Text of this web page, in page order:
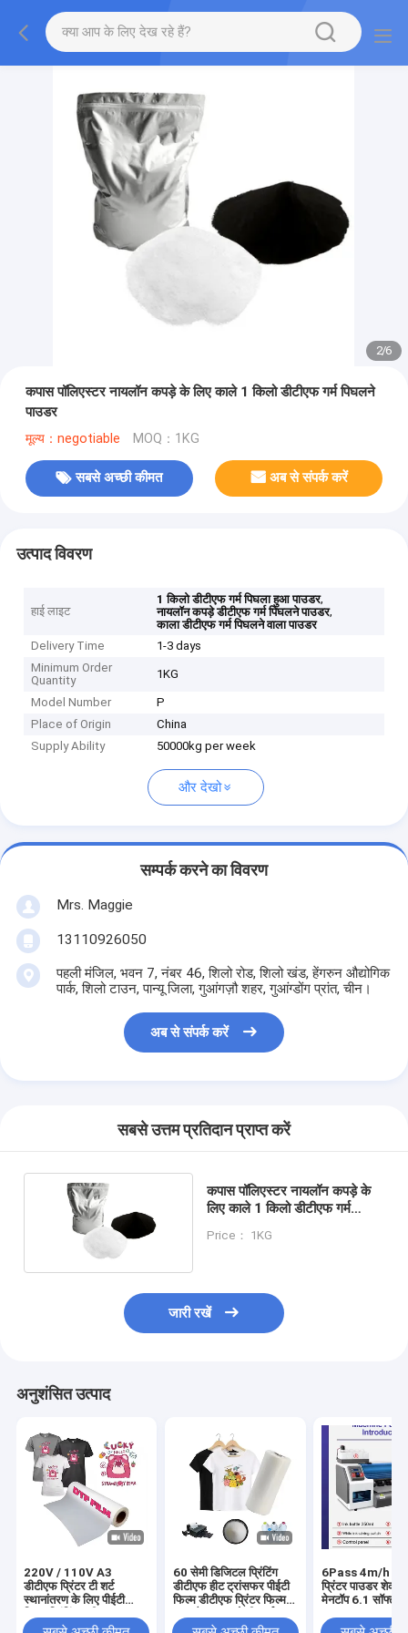
2/6
कपास पॉलिएस्टर नायलॉन कपड़े के लिए काले 1 किलो डीटीएफ गर्म पिघलने
पाउडर
मूल्य：negotiable MOQ：1KG
सबसे अच्छी कीमत अब से संपर्क करें
उत्पाद विवरण
हाई लाइट
1 किलो डीटीएफ गर्म पिघला हुआ पाउडर,
नायलॉन कपड़े डीटीएफ गर्म पिघलने पाउडर,
काला डीटीएफ गर्म पिघलने वाला पाउडर
Delivery Time
1-3 days
Minimum Order
Quantity
1KG
Model Number
P
Place of Origin
China
Supply Ability
50000kg per week
और देखो
सम्पर्क करने का विवरण
Mrs. Maggie
13110926050
पहली मंजिल, भवन 7, नंबर 46, शिलो रोड, शिलो खंड, हेंगरुन औद्योगिक
पार्क, शिलो टाउन, पान्यू जिला, गुआंगज़ौ शहर, गुआंग्डोंग प्रांत, चीन।
अब से संपर्क करें
सबसे उत्तम प्रतिदान प्राप्त करें
कपास पॉलिएस्टर नायलॉन कपड़े के
लिए काले 1 किलो डीटीएफ गर्म
Price： 1KG
जारी रखें
अनुशंसित उत्पाद
220V / 110V A3
डीटीएफ प्रिंटर टी शर्ट
स्थानांतरण के लिए पीईटी
60 सेमी डिजिटल प्रिंटिंग
डीटीएफ हीट ट्रांसफर पीईटी
फिल्म डीटीएफ प्रिंटर फिल्म
प्रिंटिंग डीटीएफ पेपर पीईटी
6Pass 4m/h
प्रिंटर पाउडर
मेनटॉप 6.1